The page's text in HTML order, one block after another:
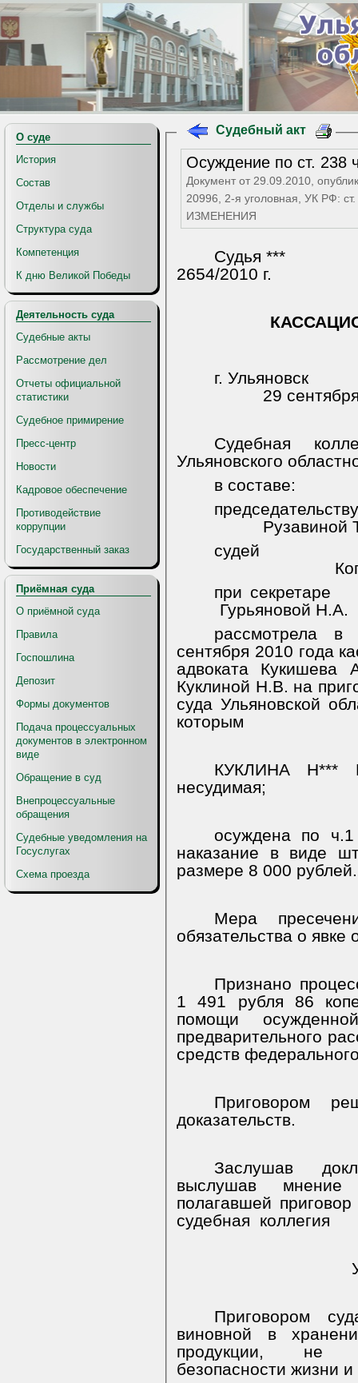
О суде
История
Состав
Отделы и службы
Структура суда
Компетенция
К дню Великой Победы
Деятельность суда
Судебные акты
Рассмотрение дел
Отчеты официальной
статистики
Судебное примирение
Пресс-центр
Новости
Кадровое обеспечение
Противодействие
коррупции
Государственный заказ
Приёмная суда
О приёмной суда
Правила
Госпошлина
Депозит
Формы документов
Подача процессуальных
документов в электронном
виде
Обращение в суд
Внепроцессуальные
обращения
Судебные уведомления на
Госуслугах
Схема проезда
Судебный акт
Осуждение по ст. 238
Документ от 29.09.2010,
20996, 2-я уголовная, УК РФ:
ИЗМЕНЕНИЯ
Судья ***
2654/2010 г.
г. Ульяновск
29
Судебная
Ульяновского
в составе:
Рузавиной
судей
при секретаре
Гурьяновой Н.А.
рассмотрела
сентября 2010 года
адвоката Кукишева
Куклиной Н.В. на
суда Ульяновской
которым
КУКЛИНА Н***
несудимая;
осуждена по
наказание в виде
размере 8 000 рублей.
Мера
обязательства о явке
Признано
1 491 рубля 86
помощи
предварительного
средств
Приговором
доказательств.
Заслушав
выслушав
полагавшей
судебная коллегия
Приговором
виновной в
продукции, не
безопасности жизни